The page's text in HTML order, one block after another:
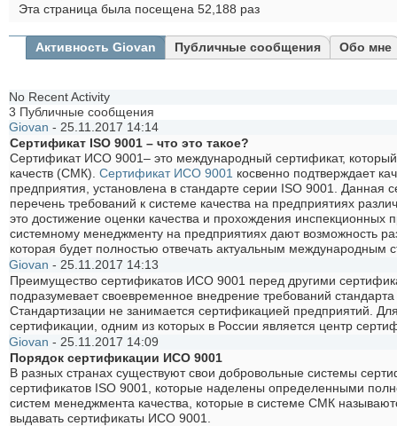
Эта страница была посещена 52,188 раз
Активность Giovan Публичные сообщения Обо мне
No Recent Activity
3 Публичные сообщения
Giovan - 25.11.2017 14:14
Сертификат ISO 9001 – что это такое?
Сертификат ИСО 9001– это международный сертификат,
качеств (СМК). Сертификат ИСО 9001 косвенно подтверждает
предприятия, установлена в стандарте серии ISO 9001.
перечень требований к системе качества на предприятиях
это достижение оценки качества и прохождения
системному менеджменту на предприятиях дают возможность
которая будет полностью отвечать актуальным международным
Giovan - 25.11.2017 14:13
Преимущество сертификатов ИСО 9001 перед другими
подразумевает своевременное внедрение требований
Стандартизации не занимается сертификацией предприятий.
сертификации, одним из которых в России является центр
Giovan - 25.11.2017 14:09
Порядок сертификации ИСО 9001
В разных странах существуют свои добровольные системы
сертификатов ISO 9001, которые наделены определенными
систем менеджмента качества, которые в системе СМК
выдавать сертификаты ИСО 9001.